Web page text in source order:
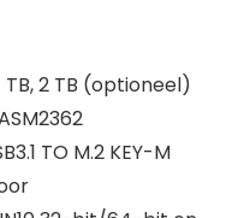
TB, 2 TB (optioneel)
TO M.2 KEY-M